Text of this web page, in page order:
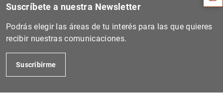
Suscríbete a nuestra Newsletter
Podrás elegir las áreas de tu interés para las que quieres
recibir nuestras comunicaciones.
Suscribirme